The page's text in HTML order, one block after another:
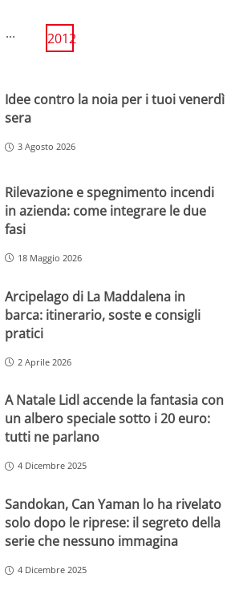
... 2012
Idee contro la noia per i tuoi venerdì
sera
3 Agosto 2026
Rilevazione e spegnimento incendi
in azienda: come integrare le due
fasi
18 Maggio 2026
Arcipelago di La Maddalena in
barca: itinerario, soste e consigli
pratici
2 Aprile 2026
A Natale Lidl accende la fantasia con
un albero speciale sotto i 20 euro:
tutti ne parlano
4 Dicembre 2025
Sandokan, Can Yaman lo ha rivelato
solo dopo le riprese: il segreto della
serie che nessuno immagina
4 Dicembre 2025